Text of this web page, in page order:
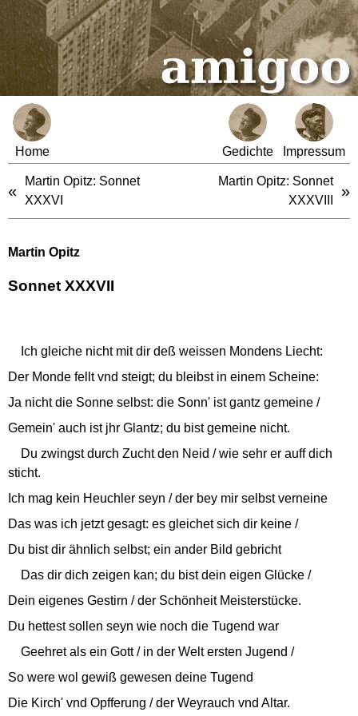
Home Gedichte Impressum
«
Martin Opitz: Sonnet
XXXVI
Martin Opitz: Sonnet
XXXVIII
»
Martin Opitz
Sonnet XXXVII
Ich gleiche nicht mit dir deß weissen Mondens Liecht:
Der Monde fellt vnd steigt; du bleibst in einem Scheine:
Ja nicht die Sonne selbst: die Sonn' ist gantz gemeine /
Gemein' auch ist jhr Glantz; du bist gemeine nicht.
Du zwingst durch Zucht den Neid / wie sehr er auff dich
sticht.
Ich mag kein Heuchler seyn / der bey mir selbst verneine
Das was ich jetzt gesagt: es gleichet sich dir keine /
Du bist dir ähnlich selbst; ein ander Bild gebricht
Das dir dich zeigen kan; du bist dein eigen Glücke /
Dein eigenes Gestirn / der Schönheit Meisterstücke.
Du hettest sollen seyn wie noch die Tugend war
Geehret als ein Gott / in der Welt ersten Jugend /
So were wol gewiß gewesen deine Tugend
Die Kirch' vnd Opfferung / der Weyrauch vnd Altar.